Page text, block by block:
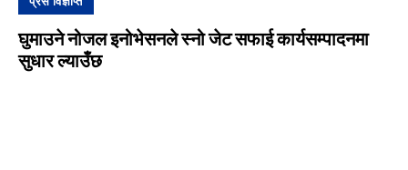
घुमाउने नोजल इनोभेसनले स्नो जेट सफाई कार्यसम्पादनमा
सुधार ल्याउँछ